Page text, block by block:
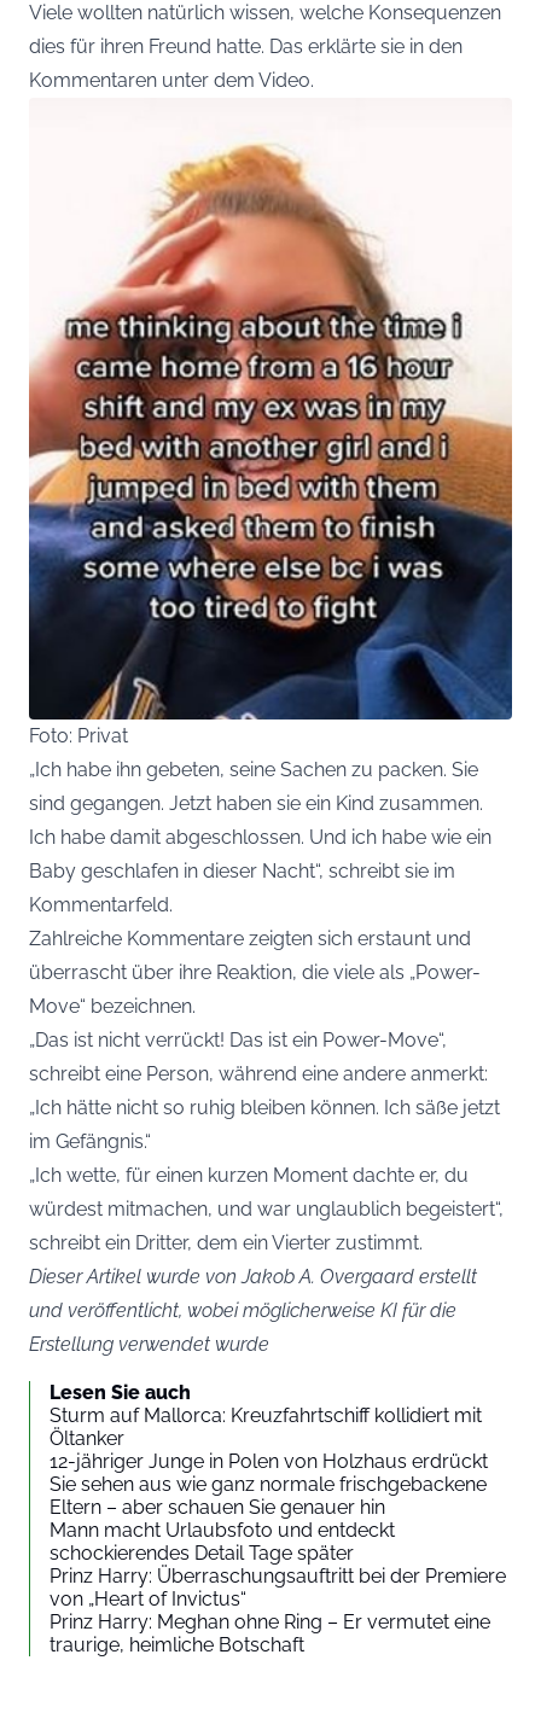
Viele wollten natürlich wissen, welche Konsequenzen
dies für ihren Freund hatte. Das erklärte sie in den
Kommentaren unter dem Video.
Foto: Privat
„Ich habe ihn gebeten, seine Sachen zu packen. Sie
sind gegangen. Jetzt haben sie ein Kind zusammen.
Ich habe damit abgeschlossen. Und ich habe wie ein
Baby geschlafen in dieser Nacht“, schreibt sie im
Kommentarfeld.
Zahlreiche Kommentare zeigten sich erstaunt und
überrascht über ihre Reaktion, die viele als „Power-
Move“ bezeichnen.
„Das ist nicht verrückt! Das ist ein Power-Move“,
schreibt eine Person, während eine andere anmerkt:
„Ich hätte nicht so ruhig bleiben können. Ich säße jetzt
im Gefängnis.“
„Ich wette, für einen kurzen Moment dachte er, du
würdest mitmachen, und war unglaublich begeistert“,
schreibt ein Dritter, dem ein Vierter zustimmt.
Dieser Artikel wurde von Jakob A. Overgaard erstellt
und veröffentlicht, wobei möglicherweise KI für die
Erstellung verwendet wurde
Lesen Sie auch
Sturm auf Mallorca: Kreuzfahrtschiff kollidiert mit
Öltanker
12-jähriger Junge in Polen von Holzhaus erdrückt
Sie sehen aus wie ganz normale frischgebackene
Eltern – aber schauen Sie genauer hin
Mann macht Urlaubsfoto und entdeckt
schockierendes Detail Tage später
Prinz Harry: Überraschungsauftritt bei der Premiere
von „Heart of Invictus“
Prinz Harry: Meghan ohne Ring – Er vermutet eine
traurige, heimliche Botschaft